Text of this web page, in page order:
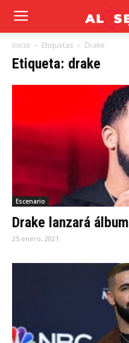
Inicio Etiquetas Drake
Etiqueta: drake
Escenario
Drake lanzará álbum
25 enero, 2021